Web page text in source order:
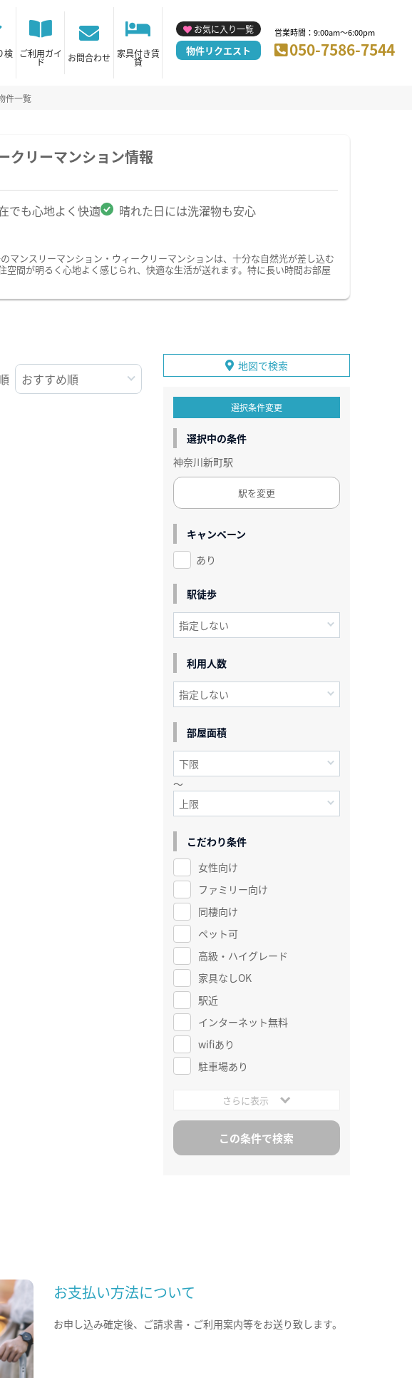
検 ご利用ガイ
ド お問合わせ 家具付き賃
貸
お気に入り一覧
物件リクエスト
営業時間：9:00am～6:00pm
050-7586-7544
件一覧
クリーマンション情報
でも心地よく快適 晴れた日には洗濯物も安心
ンスリーマンション・ウィークリーマンションは、十分な自然光が差し込む
間が明るく心地よく感じられ、快適な生活が送れます。特に長い時間お部屋
地図で検索
選択条件変更
選択中の条件
神奈川新町駅
駅を変更
キャンペーン
あり
駅徒歩
利用人数
部屋面積
～
こだわり条件
女性向け
ファミリー向け
同棲向け
ペット可
高級・ハイグレード
家具なしOK
駅近
インターネット無料
wifiあり
駐車場あり
さらに表示
お支払い方法について
お申し込み確定後、ご請求書・ご利用案内等をお送り致します。